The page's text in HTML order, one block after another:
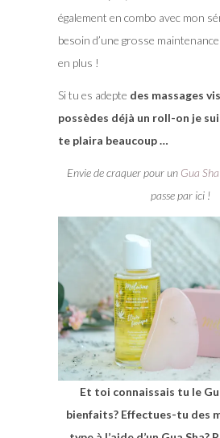
également en combo avec mon
besoin d’une grosse
en plus !
Si tu es adepte des massages
possèdes déjà un roll-on je
te plaira beaucoup …
Envie de craquer pour un Gua
passe par ici !
Et toi connaissais tu le
bienfaits? Effectues-tu des